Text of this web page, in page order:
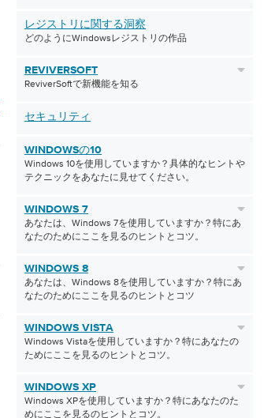
レジストリに関する洞察
どのようにWindowsレジストリの作品
REVIVERSOFT
ReviverSoftで新機能を知る
セキュリティ
WINDOWSの10
Windows 10を使用していますか？具体的なヒントや
テクニックをあなたに見せてください。
WINDOWS 7
あなたは、Windows 7を使用していますか？特にあ
なたのためにここを見るのヒントとコツ。
WINDOWS 8
あなたは、Windows 8を使用していますか？特にあ
なたのためにここを見るのヒントとコツ
WINDOWS VISTA
Windows Vistaを使用していますか？特にあなたの
ためにここを見るのヒントとコツ。
WINDOWS XP
Windows XPを使用していますか？特にあなたのた
めにここを見るのヒントとコツ。